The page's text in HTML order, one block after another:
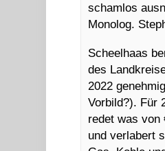
schamlos
Monolog.
Scheelhaas
des
2022
Vorbild?). Für
redet was von
und verlabert